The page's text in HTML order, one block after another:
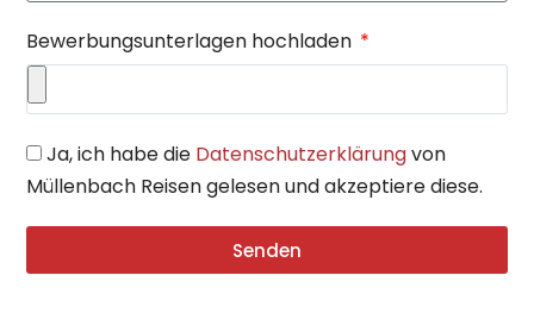
Bewerbungsunterlagen hochladen
Ja, ich habe die Datenschutzerklärungvon
Müllenbach Reisen gelesen und akzeptiere diese.
Senden